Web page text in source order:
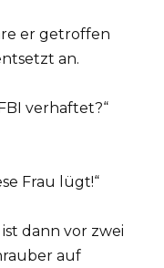
er getroffen
an.
verhaftet?“
Frau lügt!“
dann vor zwei
auf